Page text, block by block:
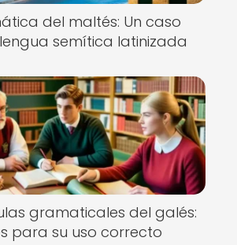
del maltés: Un caso
semítica latinizada
gramaticales del galés:
para su uso correcto